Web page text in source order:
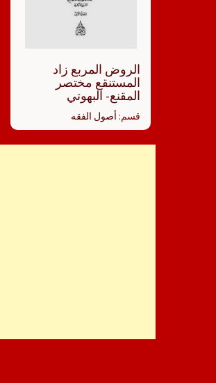
الروض المربع زاد
المستنقع مختصر
المقنع- البهوتي
قسم: أصول الفقه